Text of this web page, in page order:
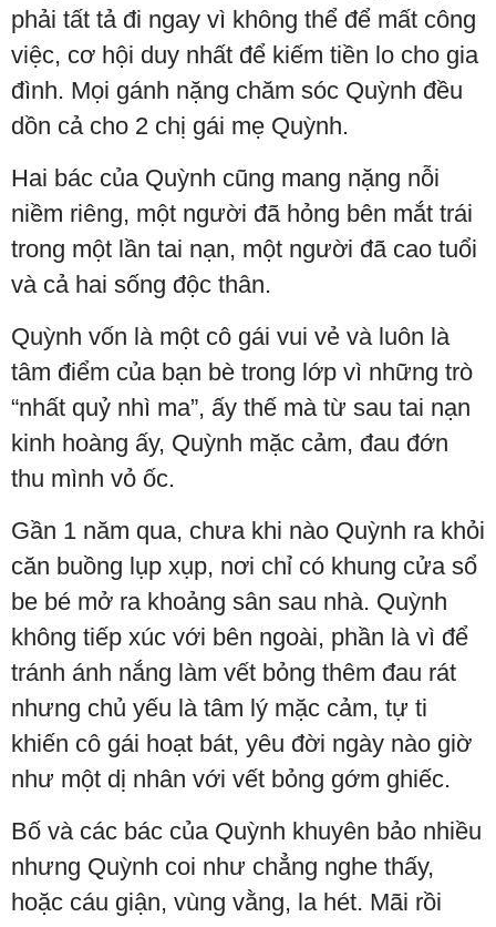
phải tất tả đi ngay vì không thể để mất công
việc, cơ hội duy nhất để kiếm tiền lo cho gia
đình. Mọi gánh nặng chăm sóc Quỳnh đều
dồn cả cho 2 chị gái mẹ Quỳnh.
Hai bác của Quỳnh cũng mang nặng nỗi
niềm riêng, một người đã hỏng bên mắt trái
trong một lần tai nạn, một người đã cao tuổi
và cả hai sống độc thân.
Quỳnh vốn là một cô gái vui vẻ và luôn là
tâm điểm của bạn bè trong lớp vì những trò
“nhất quỷ nhì ma”, ấy thế mà từ sau tai nạn
kinh hoàng ấy, Quỳnh mặc cảm, đau đớn
thu mình vỏ ốc.
Gần 1 năm qua, chưa khi nào Quỳnh ra khỏi
căn buồng lụp xụp, nơi chỉ có khung cửa sổ
be bé mở ra khoảng sân sau nhà. Quỳnh
không tiếp xúc với bên ngoài, phần là vì để
tránh ánh nắng làm vết bỏng thêm đau rát
nhưng chủ yếu là tâm lý mặc cảm, tự ti
khiến cô gái hoạt bát, yêu đời ngày nào giờ
như một dị nhân với vết bỏng gớm ghiếc.
Bố và các bác của Quỳnh khuyên bảo nhiều
nhưng Quỳnh coi như chẳng nghe thấy,
hoặc cáu giận, vùng vằng, la hét. Mãi rồi